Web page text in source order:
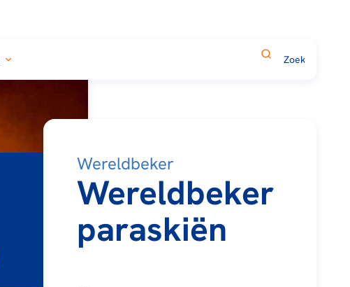
Wereldbeker
Wereldbeker
paraskiën